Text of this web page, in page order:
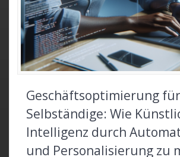
Geschäftsoptimierung für
Selbständige: Wie
Intelligenz durch
und Personalisierung zu